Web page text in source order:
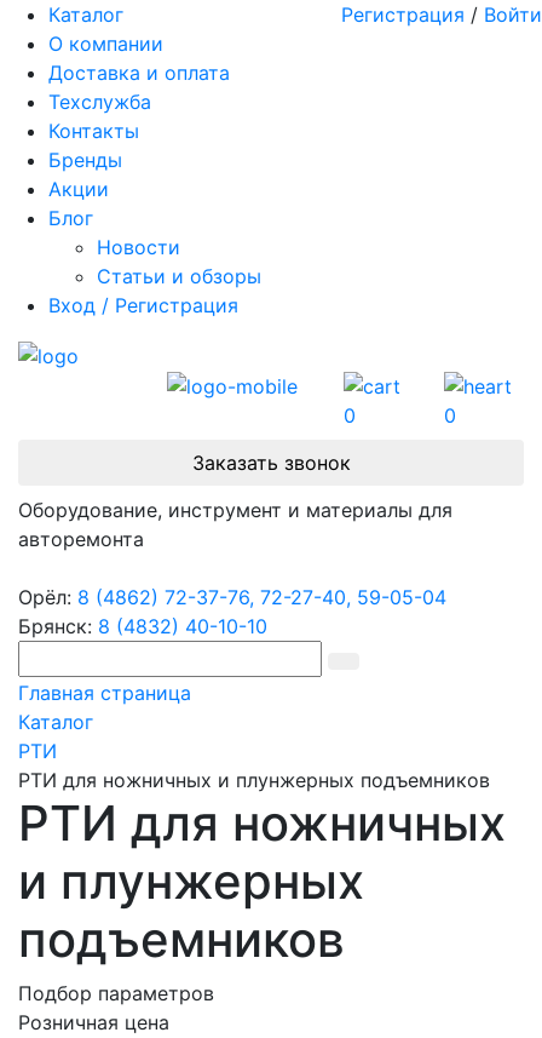
Каталог
О компании
Доставка и оплата
Техслужба
Контакты
Бренды
Акции
Блог
Новости
Статьи и обзоры
Вход / Регистрация
Регистрация / Войти
0
0
Заказать звонок
Оборудование, инструмент и материалы для
авторемонта
Орёл: 8 (4862) 72-37-76, 72-27-40, 59-05-04
Брянск: 8 (4832) 40-10-10
Главная страница
Каталог
РТИ
РТИ для ножничных и плунжерных подъемников
РТИ для ножничных
и плунжерных
подъемников
Подбор параметров
Розничная цена